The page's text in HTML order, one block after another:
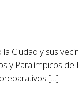
Ciudad y sus
y Paralímpicos
[…]